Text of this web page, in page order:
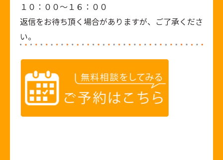
１０：００～１６：００
返信をお待ち頂く場合がありますが、ご了承くださ
い。